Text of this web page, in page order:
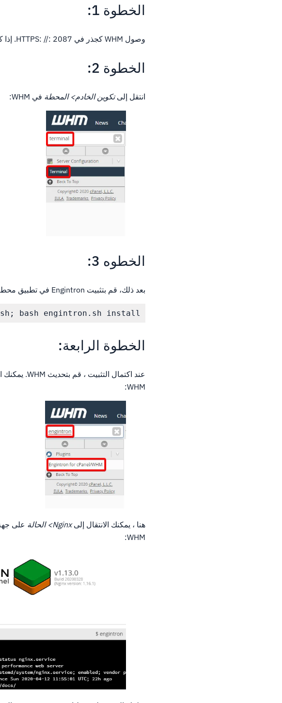
الخطوة 1:
وصول WHM كجذر في HTTPS: //: 2087. إذا كنت ترغب في تثبيت
الخطوة 2:
انتقل إلىتكوين الخادم> المحطة في WHM:
الخطوه 3:
بعد ذلك، قم بتثبيت Engintron في تطبيق محطة WHM أو عبر SSH مع هذا الأمر:
bash engintron.sh install
الخطوة الرابعة:
WHM:
هنا ، يمكنك الانتقال إلىNginx> الحالة
WHM: